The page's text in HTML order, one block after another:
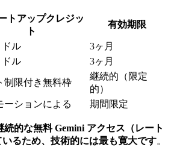
トアップクレジッ
ト
有効期限
ドル
3ヶ月
ドル
3ヶ月
制限付き無料枠
継続的（限定
的）
ーションによる 期間限定
続的な無料 Gemini アクセス（レート
るため、技術的には最も寛大です。